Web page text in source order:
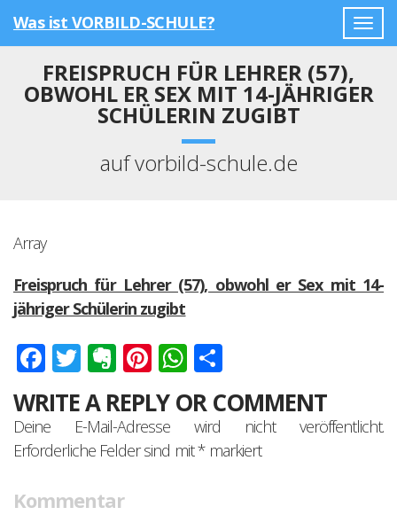
Was ist VORBILD-SCHULE?
FREISPRUCH FÜR LEHRER (57),
OBWOHL ER SEX MIT 14-JÄHRIGER
SCHÜLERIN ZUGIBT
auf vorbild-schule.de
Array
Freispruch für Lehrer (57), obwohl er Sex mit 14-
jähriger Schülerin zugibt
Facebook
Twitter
Evernote
Pinterest
WhatsApp
WRITE A REPLY OR COMMENT
Deine E-Mail-Adresse wird nicht veröffentlicht.
Erforderliche Felder sind mit*markiert
Kommentar